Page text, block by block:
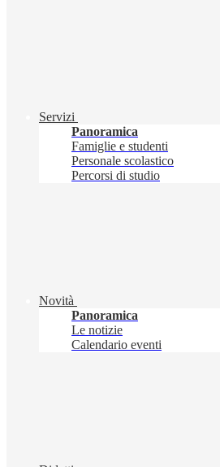
Servizi
Panoramica
Famiglie e studenti
Personale scolastico
Percorsi di studio
Novità
Panoramica
Le notizie
Calendario eventi